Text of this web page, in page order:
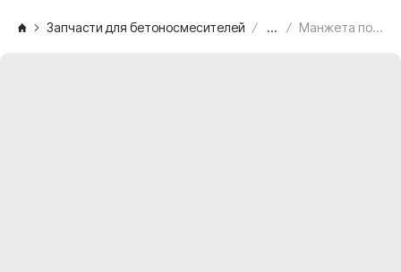
Запчасти для бетоносмесителей ... Манжета полиуретановая C.M. MB 2500 — со стороны редуктора, 2.007.00.044